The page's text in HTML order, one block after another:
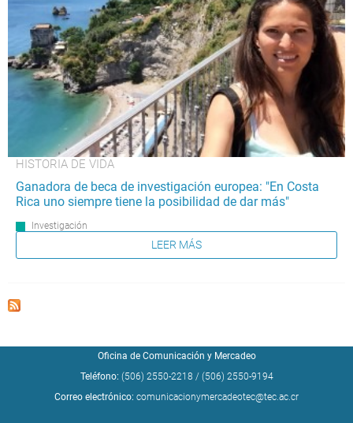
HISTORIA DE VIDA
Ganadora de beca de investigación europea: "En Costa
Rica uno siempre tiene la posibilidad de dar más"
Investigación
LEER MÁS
Oficina de Comunicación y Mercadeo
Teléfono: (506) 2550-2218 / (506) 2550-9194
Correo electrónico: comunicacionymercadeotec@tec.ac.cr